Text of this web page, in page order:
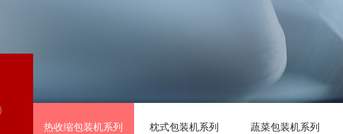
热收缩包装机系列 枕式包装机系列 蔬菜包装机系列